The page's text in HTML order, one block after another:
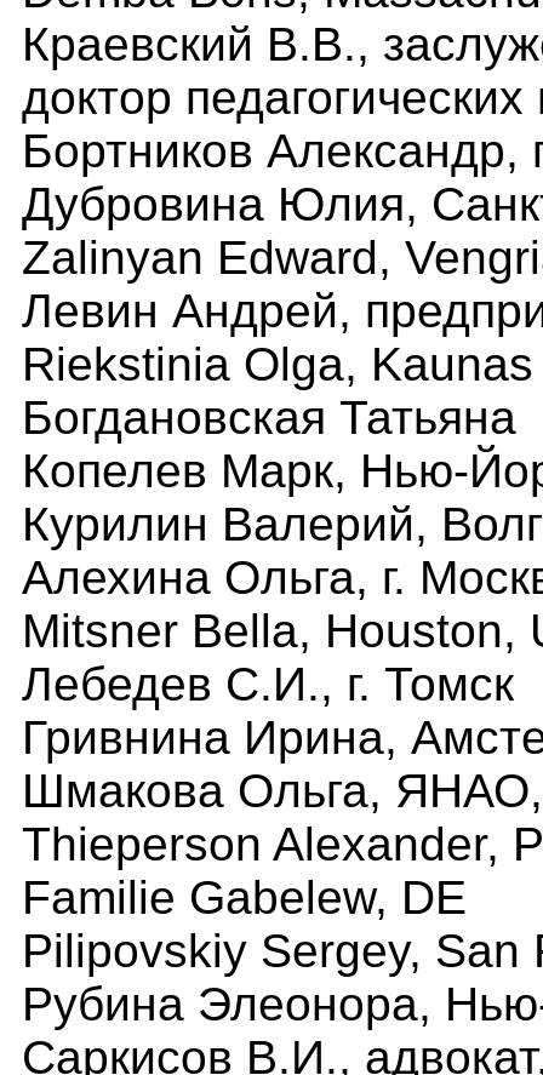
Краевский В.В.,
доктор
Бортников Александр,
Дубровина Юлия,
Zalinyan Edward,
Левин Андрей,
Riekstinia Olga, Kaunas
Богдановская Татьяна
Копелев Марк, Нью-
Курилин Валерий,
Алехина Ольга, г.
Mitsner Bella, Houston,
Лебедев С.И., г. Томск
Гривнина Ирина,
Шмакова Ольга, ЯНАО,
Thieperson Alexander,
Familie Gabelew, DE
Pilipovskiy Sergey, San
Рубина Элеонора,
Саркисов В.И.,